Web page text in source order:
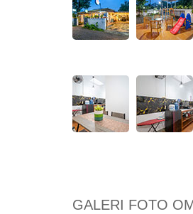
GALERI FOTO